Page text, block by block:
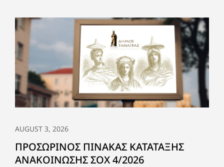
AUGUST 3, 2026
ΠΡΟΣΩΡΙΝΟΣ ΠΙΝΑΚΑΣ ΚΑΤΑΤΑΞΗΣ
ΑΝΑΚΟΙΝΩΣΗΣ ΣΟΧ 4/2026